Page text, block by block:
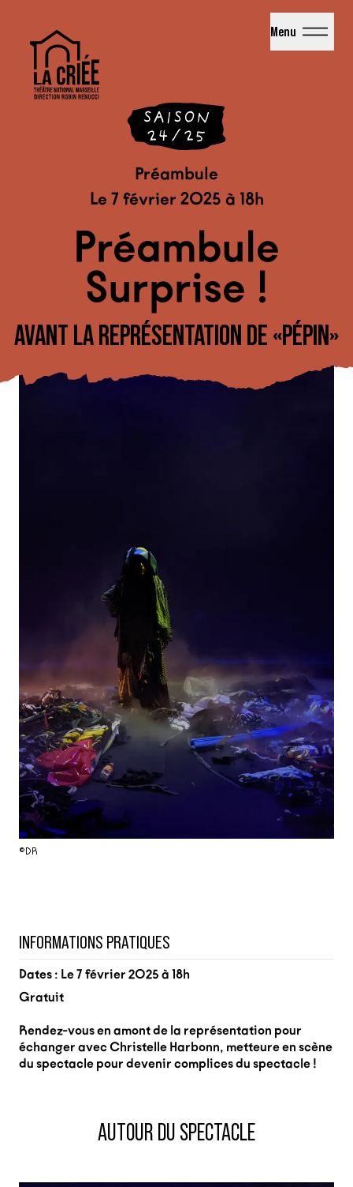
Menu
Préambule
Le 7 février 2025 à 18h
Préambule
Surprise !
AVANT LA REPRÉSENTATION DE «PÉPIN»
©DR
Rendez-vous en amont de la représentation pour
échanger avec Christelle Harbonn, metteure en scène
du spectacle pour devenir complices du spectacle !
INFORMATIONS PRATIQUES
Dates : Le 7 février 2025 à 18h
Gratuit
AUTOUR DU SPECTACLE